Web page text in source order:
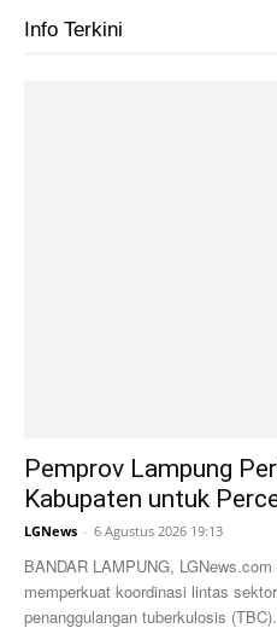
Info Terkini
Pemprov Lampung
Kabupaten untuk
LGNews - 6 Agustus 2026 19:13
BANDAR LAMPUNG,
memperkuat koordinasi lintas
penanggulangan tuberkulosis